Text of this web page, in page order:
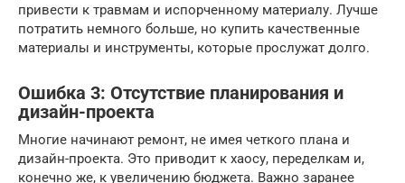
привести к травмам и испорченному материалу. Лучше
потратить немного больше, но купить качественные
материалы и инструменты, которые прослужат долго.
Ошибка 3: Отсутствие планирования и
дизайн-проекта
Многие начинают ремонт, не имея четкого плана и
дизайн-проекта. Это приводит к хаосу, переделкам и,
конечно же, к увеличению бюджета. Важно заранее